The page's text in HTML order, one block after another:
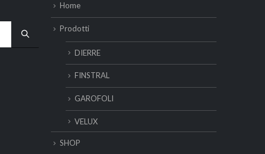
Home
Prodotti
DIERRE
FINSTRAL
GAROFOLI
VELUX
SHOP